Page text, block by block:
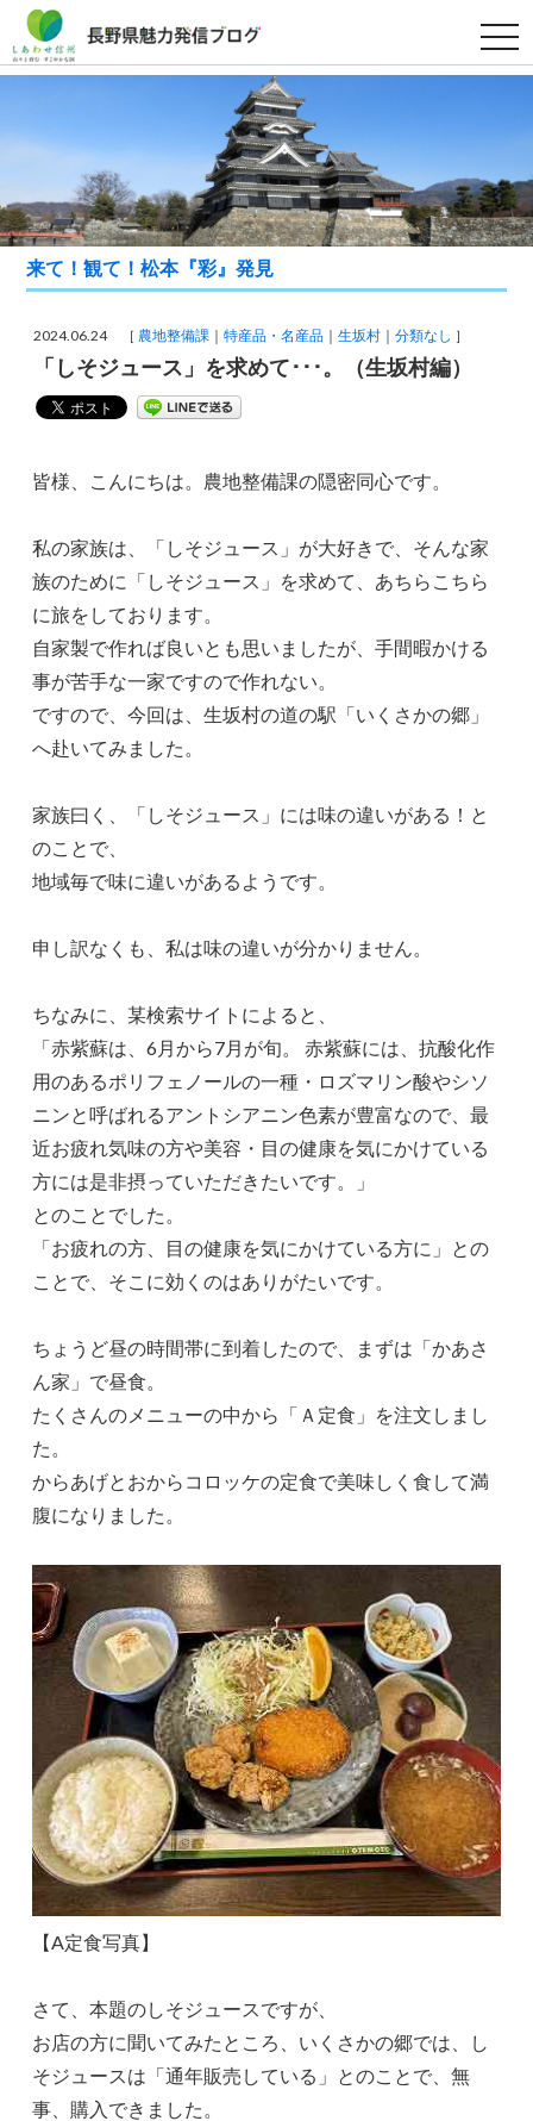
t
o
g
v
i
g
a
t
来て！観て！松本『彩』発見
2024.06.24 ［ 農地整備課 特産品・名産品 生坂村 分類なし ］
「しそジュース」を求めて･･･。（生坂村編）
皆様、こんにちは。農地整備課の隠密同心です。
私の家族は、「しそジュース」が大好きで、そんな家
族のために「しそジュース」を求めて、あちらこちら
に旅をしております。
自家製で作れば良いとも思いましたが、手間暇かける
事が苦手な一家ですので作れない。
ですので、今回は、生坂村の道の駅「いくさかの郷」
へ赴いてみました。
家族曰く、「しそジュース」には味の違いがある！と
のことで、
地域毎で味に違いがあるようです。
申し訳なくも、私は味の違いが分かりません。
ちなみに、某検索サイトによると、
「赤紫蘇は、6月から7月が旬。 赤紫蘇には、抗酸化作
用のあるポリフェノールの一種・ロズマリン酸やシソ
ニンと呼ばれるアントシアニン色素が豊富なので、最
近お疲れ気味の方や美容・目の健康を気にかけている
方には是非摂っていただきたいです。」
とのことでした。
「お疲れの方、目の健康を気にかけている方に」との
ことで、そこに効くのはありがたいです。
ちょうど昼の時間帯に到着したので、まずは「かあさ
ん家」で昼食。
たくさんのメニューの中から「Ａ定食」を注文しまし
た。
からあげとおからコロッケの定食で美味しく食して満
腹になりました。
【A定食写真】
さて、本題のしそジュースですが、
お店の方に聞いてみたところ、いくさかの郷では、し
そジュースは「通年販売している」とのことで、無
事、購入できました。